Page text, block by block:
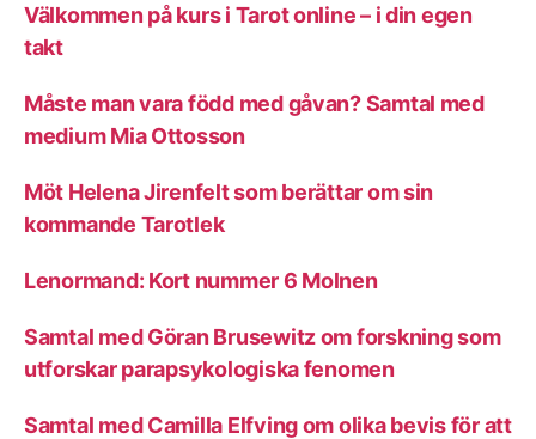
Välkommen på kurs i Tarot online – i din egen
takt
Måste man vara född med gåvan? Samtal med
medium Mia Ottosson
Möt Helena Jirenfelt som berättar om sin
kommande Tarotlek
Lenormand: Kort nummer 6 Molnen
Samtal med Göran Brusewitz om forskning som
utforskar parapsykologiska fenomen
Samtal med Camilla Elfving om olika bevis för att